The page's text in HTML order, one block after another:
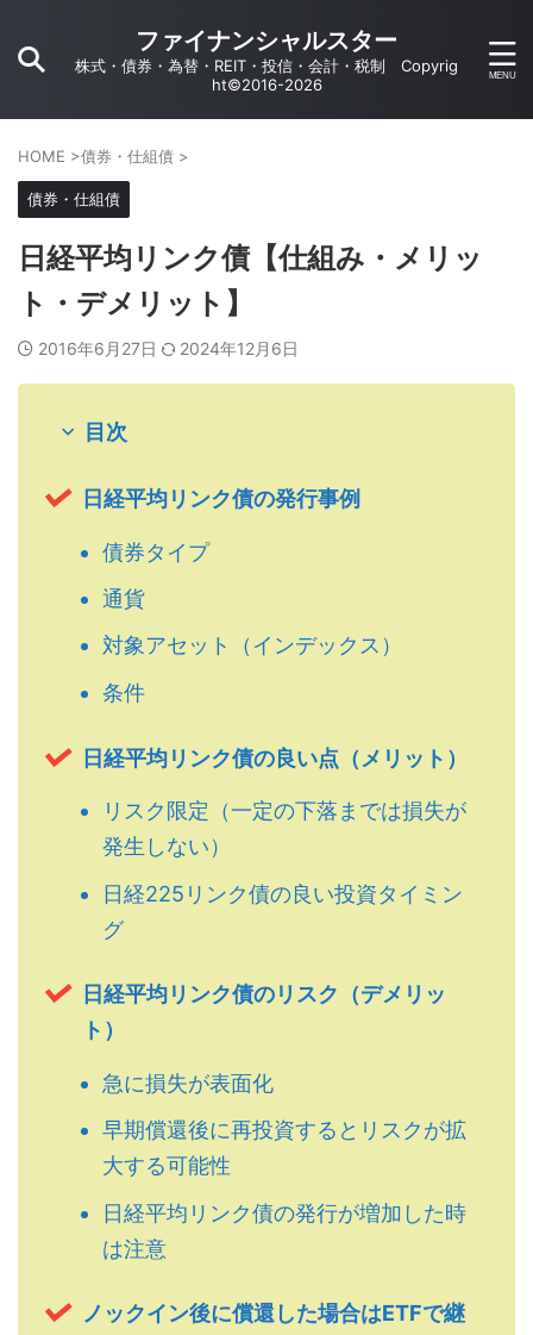
ファイナンシャルスター
株式・債券・為替・REIT・投信・会計・税制 Copyrig
ht©2016-2026
HOME >債券・仕組債 >
債券・仕組債
日経平均リンク債【仕組み・メリッ
ト・デメリット】
2016年6月27日 2024年12月6日
目次
日経平均リンク債の発行事例
債券タイプ
通貨
対象アセット（インデックス）
条件
日経平均リンク債の良い点（メリット）
リスク限定（一定の下落までは損失が
発生しない）
日経225リンク債の良い投資タイミン
グ
日経平均リンク債のリスク（デメリッ
ト）
急に損失が表面化
早期償還後に再投資するとリスクが拡
大する可能性
日経平均リンク債の発行が増加した時
は注意
ノックイン後に償還した場合はETFで継